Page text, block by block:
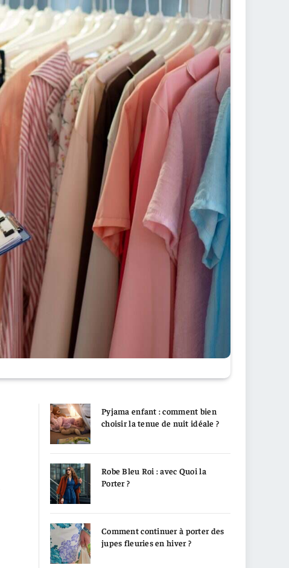
Pyjama enfant : comment bien
choisir la tenue de nuit idéale ?
Robe Bleu Roi : avec Quoi la
Porter ?
Comment continuer à porter des
jupes fleuries en hiver ?